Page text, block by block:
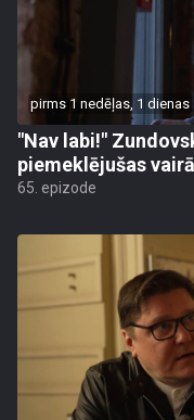
pirms 1 nedēļas, 1 dienas
"Nav labi!"
piemeklējušas
65. epizode